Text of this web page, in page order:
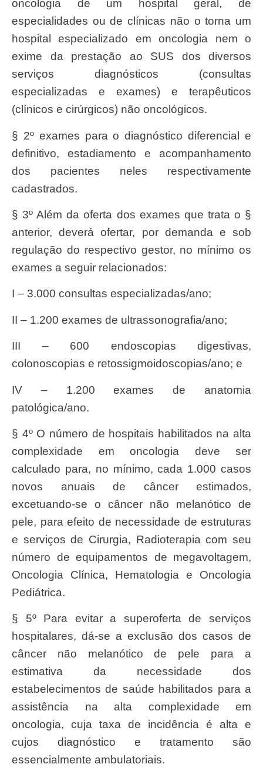
oncologia de um hospital geral, de
especialidades ou de clínicas não o torna um
hospital especializado em oncologia nem o
exime da prestação ao SUS dos diversos
serviços diagnósticos (consultas
especializadas e exames) e terapêuticos
(clínicos e cirúrgicos) não oncológicos.
§ 2º exames para o diagnóstico diferencial e
definitivo, estadiamento e acompanhamento
dos pacientes neles respectivamente
cadastrados.
§ 3º Além da oferta dos exames que trata o §
anterior, deverá ofertar, por demanda e sob
regulação do respectivo gestor, no mínimo os
exames a seguir relacionados:
I – 3.000 consultas especializadas/ano;
II – 1.200 exames de ultrassonografia/ano;
III – 600 endoscopias digestivas,
colonoscopias e retossigmoidoscopias/ano; e
IV – 1.200 exames de anatomia
patológica/ano.
§ 4º O número de hospitais habilitados na alta
complexidade em oncologia deve ser
calculado para, no mínimo, cada 1.000 casos
novos anuais de câncer estimados,
excetuando-se o câncer não melanótico de
pele, para efeito de necessidade de estruturas
e serviços de Cirurgia, Radioterapia com seu
número de equipamentos de megavoltagem,
Oncologia Clínica, Hematologia e Oncologia
Pediátrica.
§ 5º Para evitar a superoferta de serviços
hospitalares, dá-se a exclusão dos casos de
câncer não melanótico de pele para a
estimativa da necessidade dos
estabelecimentos de saúde habilitados para a
assistência na alta complexidade em
oncologia, cuja taxa de incidência é alta e
cujos diagnóstico e tratamento são
essencialmente ambulatoriais.